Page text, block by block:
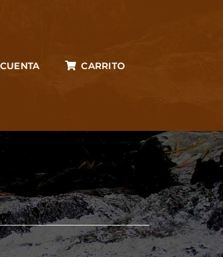
CARRITO